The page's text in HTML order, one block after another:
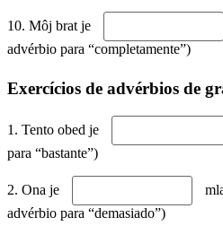
10. Môj brat je
advérbio para “completamente”)
Exercícios de advérbios de
1. Tento obed je
para “bastante”)
2. Ona je
advérbio para “demasiado”)